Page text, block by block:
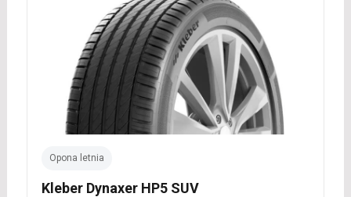
Opona letnia
Kleber Dynaxer HP5 SUV